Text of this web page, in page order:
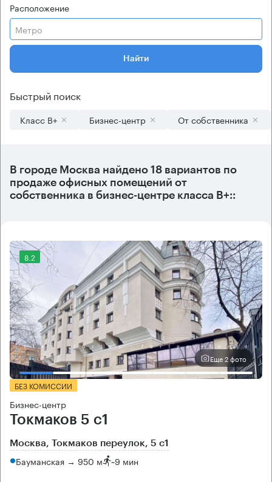
Расположение
Метро
Найти
Быстрый поиск
Класс B+ Бизнес-центр От собственника
В городе Москва найдено 18 вариантов по
продаже офисных помещений от
собственника в бизнес-центре класса B+::
8.2
Еще 2 фото
БЕЗ КОМИССИИ
Бизнес-центр
Токмаков 5 с1
Москва, Токмаков переулок, 5 с1
Бауманская → 950 м ~9 мин